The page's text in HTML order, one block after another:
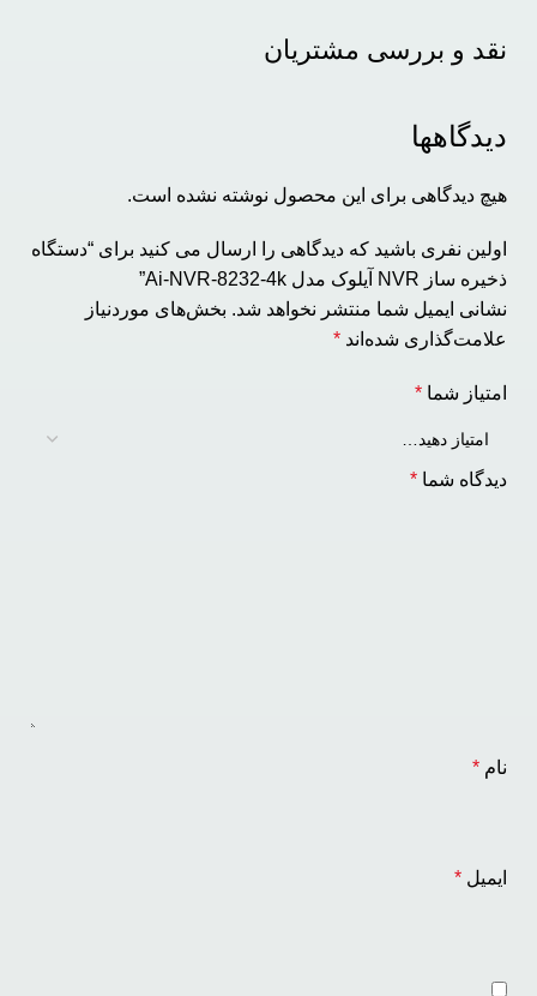
نقد و بررسی مشتریان
دیدگاهها
هیچ دیدگاهی برای این محصول نوشته نشده است.
اولین نفری باشید که دیدگاهی را ارسال می کنید برای “دستگاه
ذخیره ساز NVR آیلوک مدل Ai-NVR-8232-4k”
نشانی ایمیل شما منتشر نخواهد شد. بخش‌های موردنیاز
علامت‌گذاری شده‌اند *
امتیاز شما *
دیدگاه شما *
نام *
ایمیل *